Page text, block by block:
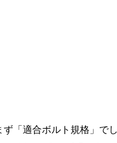
「適合ボルト規格」で